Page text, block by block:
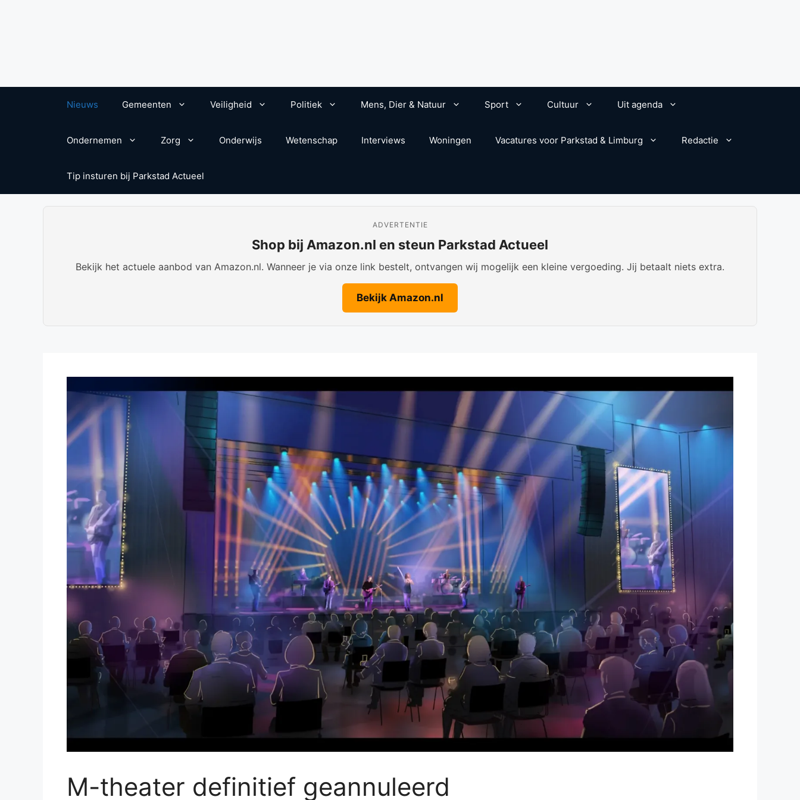
Nieuws Gemeenten Veiligheid Politiek Mens, Dier & Natuur Sport Cultuur Uit agenda
Ondernemen Zorg Onderwijs Wetenschap Interviews Woningen Vacatures voor Parkstad & Limburg Redactie
Tip insturen bij Parkstad Actueel
ADVERTENTIE
Shop bij Amazon.nl en steun Parkstad Actueel
Bekijk het actuele aanbod van Amazon.nl. Wanneer je via onze link bestelt, ontvangen wij mogelijk een kleine vergoeding. Jij betaalt niets extra.
Bekijk Amazon.nl
M-theater definitief geannuleerd